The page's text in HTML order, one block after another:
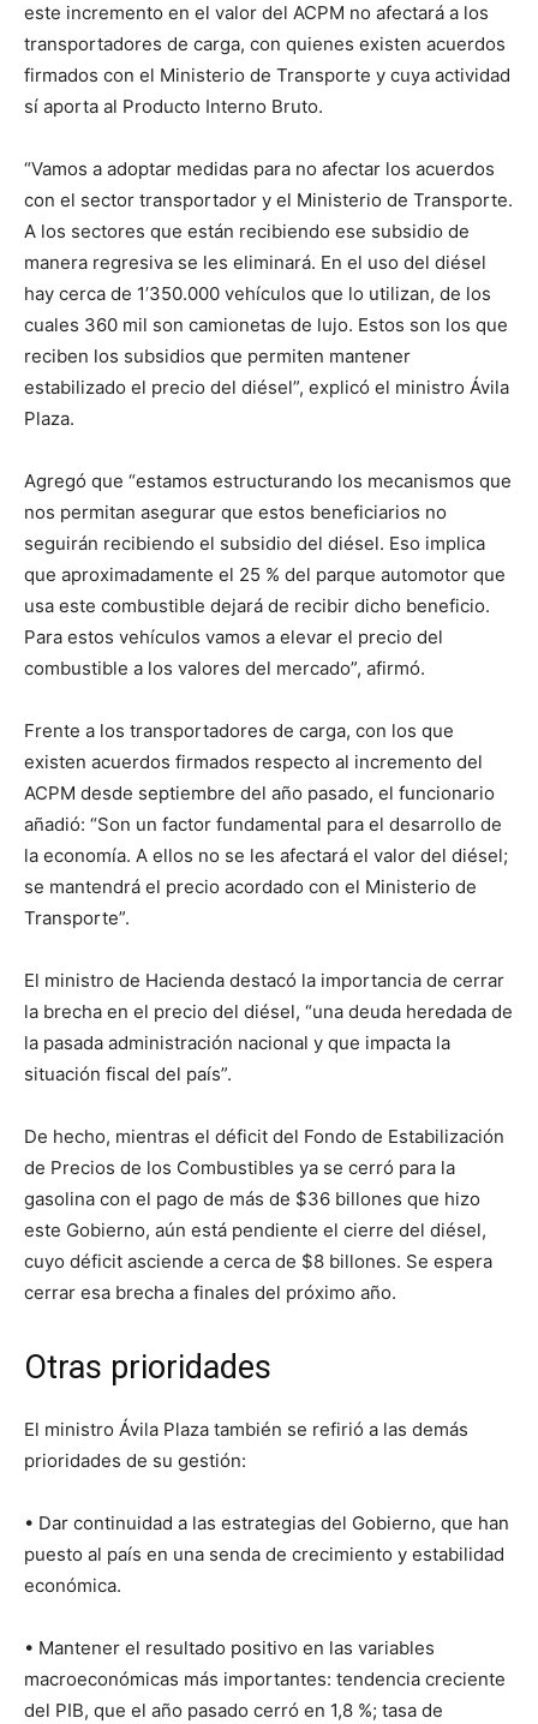
este incremento en el valor del ACPM no afectará a los
transportadores de carga, con quienes existen acuerdos
firmados con el Ministerio de Transporte y cuya actividad
sí aporta al Producto Interno Bruto.
“Vamos a adoptar medidas para no afectar los acuerdos
con el sector transportador y el Ministerio de Transporte.
A los sectores que están recibiendo ese subsidio de
manera regresiva se les eliminará. En el uso del diésel
hay cerca de 1’350.000 vehículos que lo utilizan, de los
cuales 360 mil son camionetas de lujo. Estos son los que
reciben los subsidios que permiten mantener
estabilizado el precio del diésel”, explicó el ministro Ávila
Plaza.
Agregó que “estamos estructurando los mecanismos que
nos permitan asegurar que estos beneficiarios no
seguirán recibiendo el subsidio del diésel. Eso implica
que aproximadamente el 25 % del parque automotor que
usa este combustible dejará de recibir dicho beneficio.
Para estos vehículos vamos a elevar el precio del
combustible a los valores del mercado”, afirmó.
Frente a los transportadores de carga, con los que
existen acuerdos firmados respecto al incremento del
ACPM desde septiembre del año pasado, el funcionario
añadió: “Son un factor fundamental para el desarrollo de
la economía. A ellos no se les afectará el valor del diésel;
se mantendrá el precio acordado con el Ministerio de
Transporte”.
El ministro de Hacienda destacó la importancia de cerrar
la brecha en el precio del diésel, “una deuda heredada de
la pasada administración nacional y que impacta la
situación fiscal del país”.
De hecho, mientras el déficit del Fondo de Estabilización
de Precios de los Combustibles ya se cerró para la
gasolina con el pago de más de $36 billones que hizo
este Gobierno, aún está pendiente el cierre del diésel,
cuyo déficit asciende a cerca de $8 billones. Se espera
cerrar esa brecha a finales del próximo año.
Otras prioridades
El ministro Ávila Plaza también se refirió a las demás
prioridades de su gestión:
• Dar continuidad a las estrategias del Gobierno, que han
puesto al país en una senda de crecimiento y estabilidad
económica.
• Mantener el resultado positivo en las variables
macroeconómicas más importantes: tendencia creciente
del PIB, que el año pasado cerró en 1,8 %; tasa de